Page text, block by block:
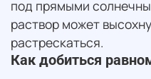
под прямыми
раствор может
растрескаться.
Как добиться